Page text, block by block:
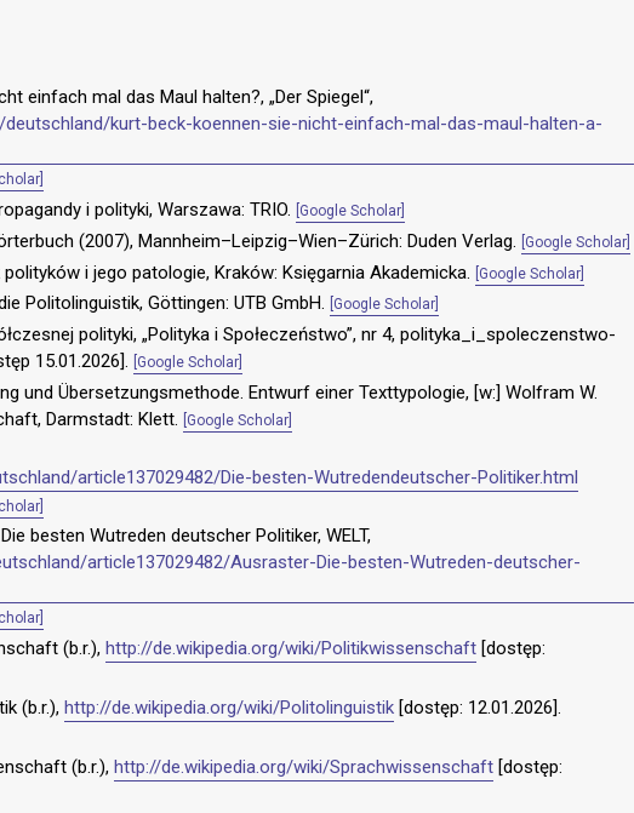
einfach mal das Maul halten?, „Der Spiegel“,
deutschland/kurt-beck-koennen-sie-nicht-einfach-mal-das-maul-halten-a-
i polityki, Warszawa: TRIO. [Google Scholar]
(2007), Mannheim–Leipzig–Wien–Zürich: Duden Verlag. [Google Scholar]
i jego patologie, Kraków: Księgarnia Akademicka. [Google Scholar]
Politolinguistik, Göttingen: UTB GmbH. [Google Scholar]
polityki, „Polityka i Społeczeństwo”, nr 4, polityka_i_spoleczenstwo-
15.01.2026].
[Google Scholar]
und Übersetzungsmethode. Entwurf einer Texttypologie, [w:] Wolfram W.
Darmstadt: Klett.
[Google Scholar]
article137029482/Die-besten-Wutredendeutscher-Politiker.html
besten Wutreden deutscher Politiker, WELT,
article137029482/Ausraster-Die-besten-Wutreden-deutscher-
(b.r.), http://de.wikipedia.org/wiki/Politikwissenschaft [dostęp:
(b.r.), http://de.wikipedia.org/wiki/Politolinguistik [dostęp: 12.01.2026].
(b.r.), http://de.wikipedia.org/wiki/Sprachwissenschaft [dostęp: